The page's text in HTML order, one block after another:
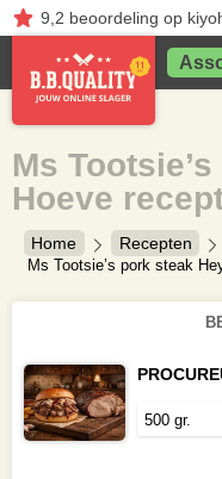
9,2 beoordelingop
Home Recepten
Ms Tootsie’s pork steak
Ms
Hoeve